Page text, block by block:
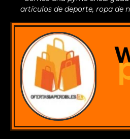
artículos de deporte, ropa de